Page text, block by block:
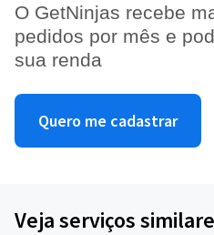
O GetNinjas recebe
pedidos por mês e
sua renda
Quero me cadastrar
Veja serviços